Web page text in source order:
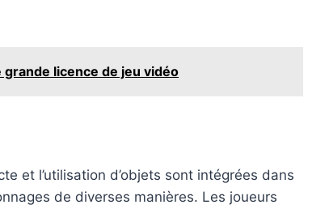
licence de jeu vidéo
et l’utilisation d’objets sont intégrées dans
de diverses manières. Les joueurs